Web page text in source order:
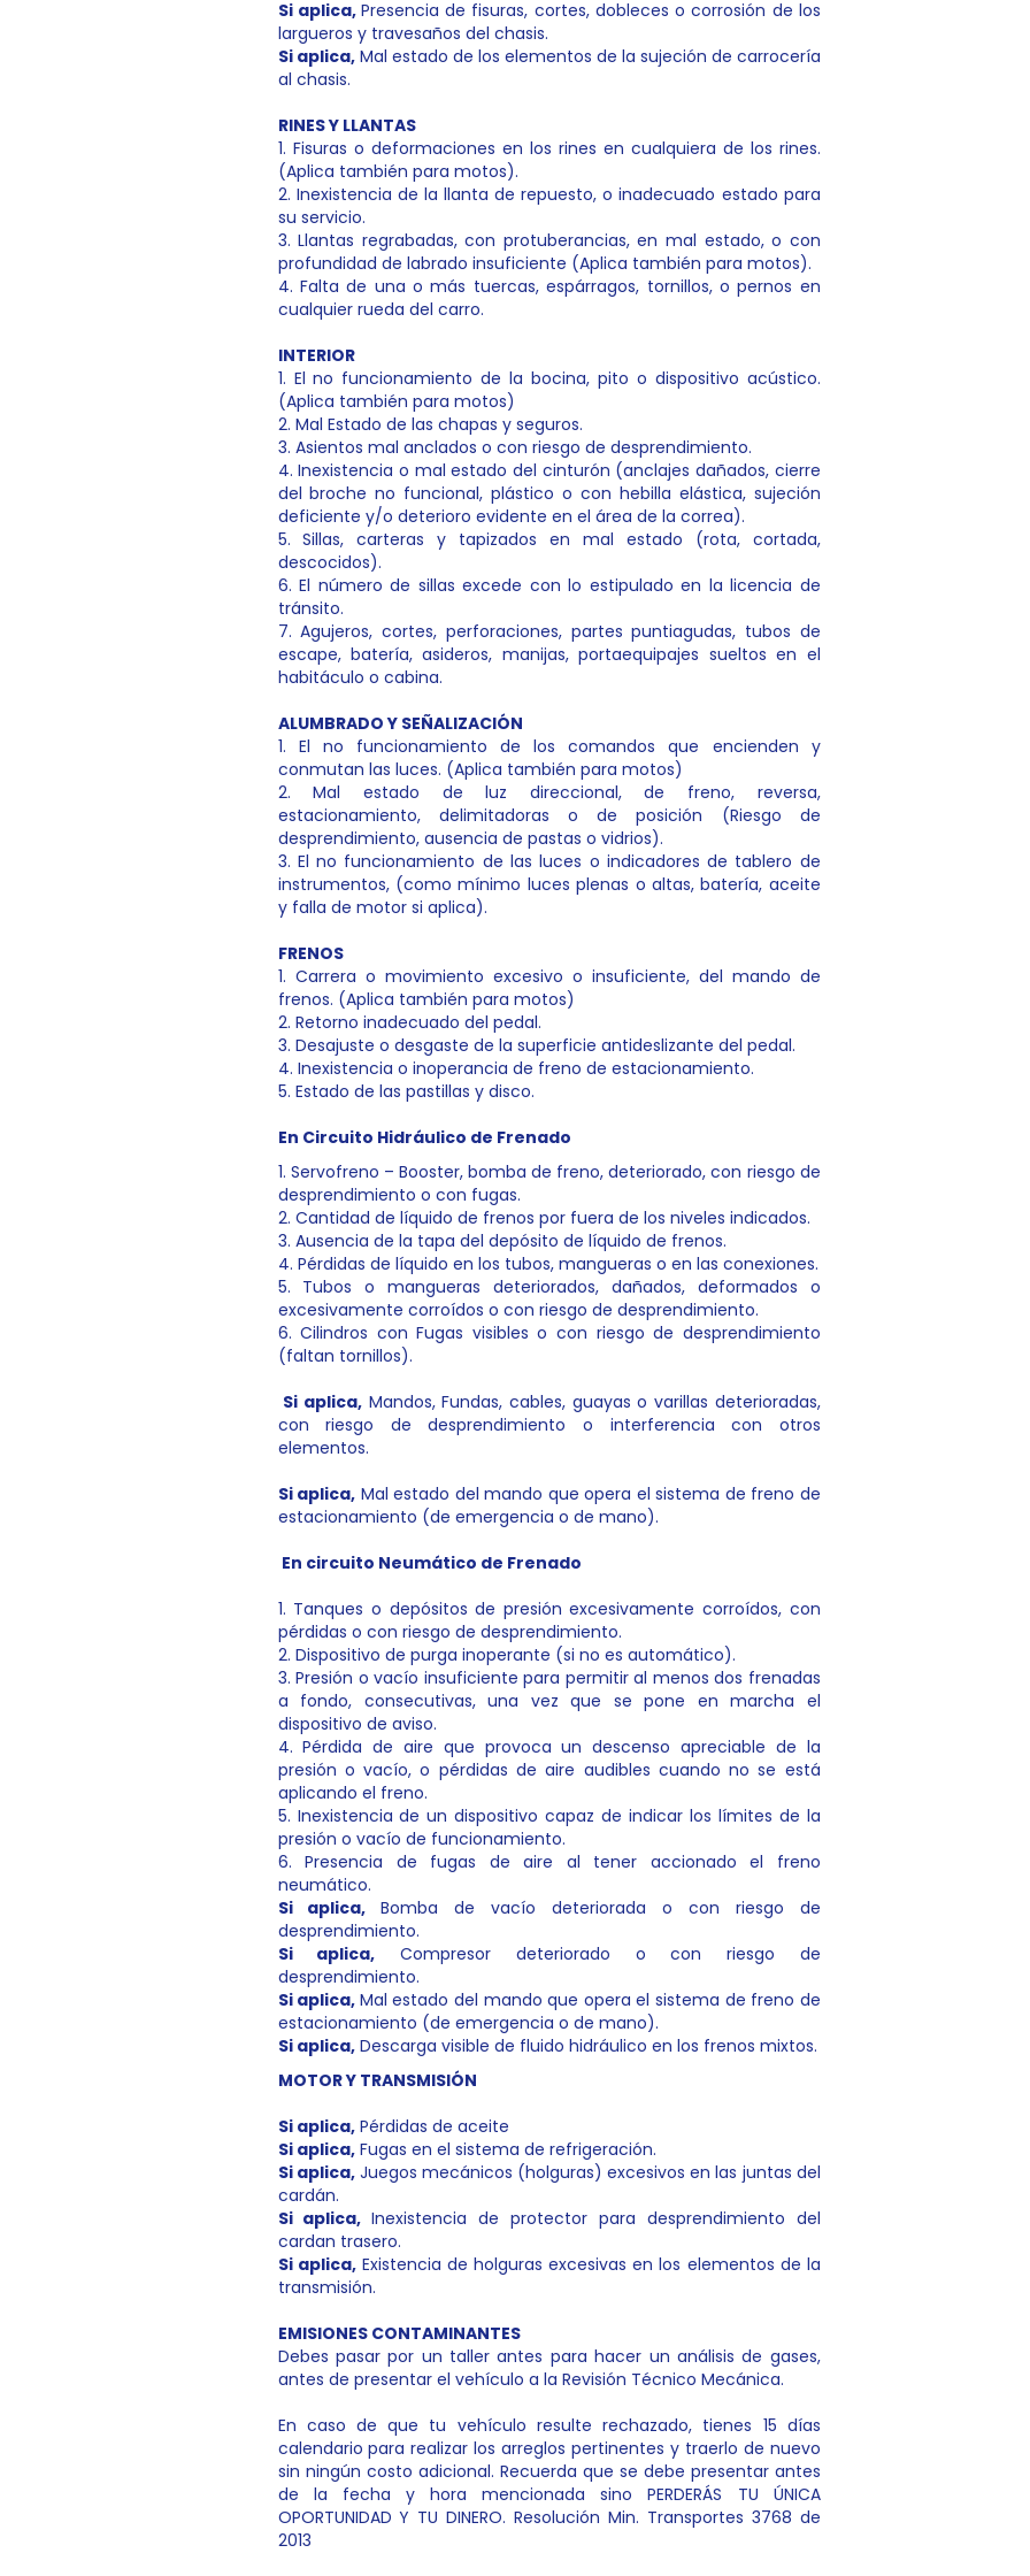
Si aplica,Presencia de fisuras, cortes, dobleces o corrosión de los
largueros y travesaños del chasis.
Si aplica,Mal estado de los elementos de la sujeción de carrocería
al chasis.
RINES Y LLANTAS
1. Fisuras o deformaciones en los rines en cualquiera de los rines.
(Aplica también para motos).
2. Inexistencia de la llanta de repuesto, o inadecuado estado para
su servicio.
3. Llantas regrabadas, con protuberancias, en mal estado, o con
profundidad de labrado insuficiente (Aplica también para motos).
4. Falta de una o más tuercas, espárragos, tornillos, o pernos en
cualquier rueda del carro.
INTERIOR
1. El no funcionamiento de la bocina, pito o dispositivo acústico.
(Aplica también para motos)
2. Mal Estado de las chapas y seguros.
3. Asientos mal anclados o con riesgo de desprendimiento.
4. Inexistencia o mal estado del cinturón (anclajes dañados, cierre
del broche no funcional, plástico o con hebilla elástica, sujeción
deficiente y/o deterioro evidente en el área de la correa).
5. Sillas, carteras y tapizados en mal estado (rota, cortada,
descocidos).
6. El número de sillas excede con lo estipulado en la licencia de
tránsito.
7. Agujeros, cortes, perforaciones, partes puntiagudas, tubos de
escape, batería, asideros, manijas, portaequipajes sueltos en el
habitáculo o cabina.
ALUMBRADO Y SEÑALIZACIÓN
1. El no funcionamiento de los comandos que encienden y
conmutan las luces. (Aplica también para motos)
2. Mal estado de luz direccional, de freno, reversa,
estacionamiento, delimitadoras o de posición (Riesgo de
desprendimiento, ausencia de pastas o vidrios).
3. El no funcionamiento de las luces o indicadores de tablero de
instrumentos, (como mínimo luces plenas o altas, batería, aceite
y falla de motor si aplica).
FRENOS
1. Carrera o movimiento excesivo o insuficiente, del mando de
frenos. (Aplica también para motos)
2. Retorno inadecuado del pedal.
3. Desajuste o desgaste de la superficie antideslizante del pedal.
4. Inexistencia o inoperancia de freno de estacionamiento.
5. Estado de las pastillas y disco.
En Circuito Hidráulico de Frenado
1. Servofreno – Booster, bomba de freno, deteriorado, con riesgo de
desprendimiento o con fugas.
2. Cantidad de líquido de frenos por fuera de los niveles indicados.
3. Ausencia de la tapa del depósito de líquido de frenos.
4. Pérdidas de líquido en los tubos, mangueras o en las conexiones.
5. Tubos o mangueras deteriorados, dañados, deformados o
excesivamente corroídos o con riesgo de desprendimiento.
6. Cilindros con Fugas visibles o con riesgo de desprendimiento
(faltan tornillos).
Si aplica,Mandos, Fundas, cables, guayas o varillas deterioradas,
con riesgo de desprendimiento o interferencia con otros
elementos.
Si aplica, Mal estado del mando que opera el sistema de freno de
estacionamiento (de emergencia o de mano).
En circuito Neumático de Frenado
1. Tanques o depósitos de presión excesivamente corroídos, con
pérdidas o con riesgo de desprendimiento.
2. Dispositivo de purga inoperante (si no es automático).
3. Presión o vacío insuficiente para permitir al menos dos frenadas
a fondo, consecutivas, una vez que se pone en marcha el
dispositivo de aviso.
4. Pérdida de aire que provoca un descenso apreciable de la
presión o vacío, o pérdidas de aire audibles cuando no se está
aplicando el freno.
5. Inexistencia de un dispositivo capaz de indicar los límites de la
presión o vacío de funcionamiento.
6. Presencia de fugas de aire al tener accionado el freno
neumático.
Si aplica,Bomba de vacío deteriorada o con riesgo de
desprendimiento.
Si aplica, Compresor deteriorado o con riesgo de
desprendimiento.
Si aplica, Mal estado del mando que opera el sistema de freno de
estacionamiento (de emergencia o de mano).
Si aplica,Descarga visible de fluido hidráulico en los frenos mixtos.
MOTOR Y TRANSMISIÓN
Si aplica,Pérdidas de aceite
Si aplica,Fugas en el sistema de refrigeración.
Si aplica,Juegos mecánicos (holguras) excesivos en las juntas del
cardán.
Si aplica,Inexistencia de protector para desprendimiento del
cardan trasero.
Si aplica,Existencia de holguras excesivas en los elementos de la
transmisión.
EMISIONES CONTAMINANTES
Debes pasar por un taller antes para hacer un análisis de gases,
antes de presentar el vehículo a la Revisión Técnico Mecánica.
En caso de que tu vehículo resulte rechazado, tienes 15 días
calendario para realizar los arreglos pertinentes y traerlo de nuevo
sin ningún costo adicional. Recuerda que se debe presentar antes
de la fecha y hora mencionada sino PERDERÁS TU ÚNICA
OPORTUNIDAD Y TU DINERO. Resolución Min. Transportes 3768 de
2013